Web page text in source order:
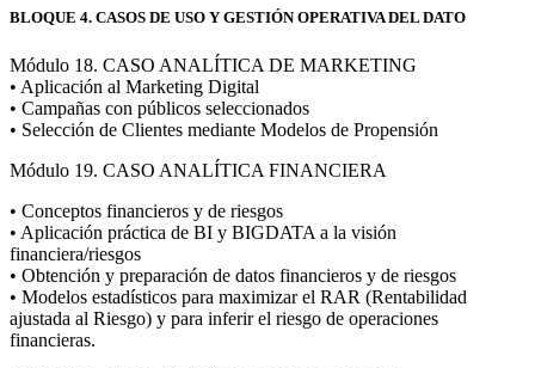
BLOQUE 4. CASOS DE USO Y GESTIÓN OPERATIVA DEL DATO
Módulo 18. CASO ANALÍTICA DE MARKETING
• Aplicación al Marketing Digital
• Campañas con públicos seleccionados
• Selección de Clientes mediante Modelos de Propensión
Módulo 19. CASO ANALÍTICA FINANCIERA
• Conceptos financieros y de riesgos
• Aplicación práctica de BI y BIGDATA a la visión
financiera/riesgos
• Obtención y preparación de datos financieros y de riesgos
• Modelos estadísticos para maximizar el RAR (Rentabilidad
ajustada al Riesgo) y para inferir el riesgo de operaciones
financieras.